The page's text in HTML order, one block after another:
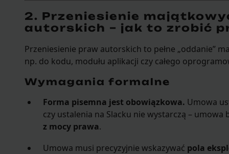
2. Przeniesienie
autorskich – jak to zrobić
Przeniesienie praw autorskich to pełne „oddanie”
np. do kodu, modułu aplikacji czy całego
Wymagania formalne
Forma pisemna jest obowiązkowa. Umowa
czy ustalenia na Slacku nie wystarczą – umowa
z mocy prawa.
Umowa musi precyzyjnie wskazywać pola